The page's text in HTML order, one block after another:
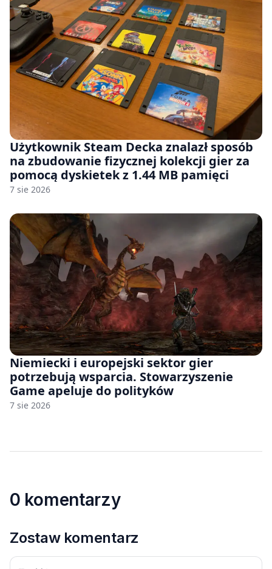
Użytkownik Steam Decka znalazł sposób
na zbudowanie fizycznej kolekcji gier za
pomocą dyskietek z 1.44 MB pamięci
7 sie 2026
Niemiecki i europejski sektor gier
potrzebują wsparcia. Stowarzyszenie
Game apeluje do polityków
7 sie 2026
0 komentarzy
Zostaw komentarz